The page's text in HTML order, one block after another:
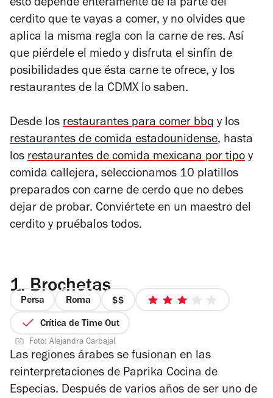
esto depende enteramente de la parte del
cerdito que te vayas a comer, y no olvides que
aplica la misma regla con la carne de res. Así
que piérdele el miedo y disfruta el sinfín de
posibilidades que ésta carne te ofrece, y los
restaurantes de la CDMX lo saben.
Desde los restaurantes para comer bbq y los
restaurantes de comida estadounidense, hasta
los restaurantes de comida mexicana por tipo y
comida callejera, seleccionamos 10 platillos
preparados con carne de cerdo que no debes
dejar de probar. Conviértete en un maestro del
cerdito y pruébalos todos.
1. Brochetas
Persa Roma
precio
2
4
3
estrellas
Crítica de Time Out
Foto: Alejandra Carbajal
Las regiones árabes se fusionan en las
reinterpretaciones de Paprika Cocina de
Especias. Después de varios años de ser uno de